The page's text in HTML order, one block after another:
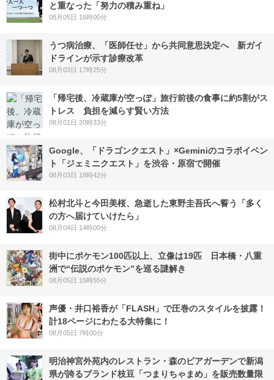
と重なった「努力の積み重ね」
08月05日 16時00分
うつ病治療、「医師任せ」から共同意思決定へ 新ガイ
ドラインが示す診療改革
08月03日 17時25分
「帰宅後、冷蔵庫が空っぽ」旅行前後の食事に約5割がス
トレス 負担を減らす賢い方法
08月01日 20時33分
Google、「ドラゴンクエスト」×Geminiのコラボイベン
ト「ジェミニクエスト」を渋谷・原宿で開催
08月03日 18時42分
松村北斗と今田美桜、急逝した東野圭吾氏へ誓う「多く
の方へ届けていけたら」
08月04日 14時00分
街中にポケモン100匹以上、立像は19匹 日本橋・八重
洲で“伝説のポケモン”を巡る謎解き
08月05日 15時55分
声優・井口裕香が「FLASH」で圧巻のスタイルを披露！
計18ページにわたる大特集に！
08月05日 7時00分
明治神宮外苑内のレストラン・森のビアガーデンで新潟
県が誇るブランド枝豆「つまりちゃまめ」を販売数量限